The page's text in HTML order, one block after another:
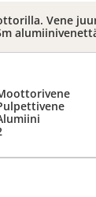
Vene